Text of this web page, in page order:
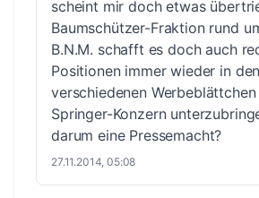
scheint mir doch etwas
Baumschützer-Fraktion rund
B.N.M. schafft es doch auch
Positionen immer wieder in den
verschiedenen Werbeblättchen
Springer-Konzern
darum eine Pressemacht?
27.11.2014, 05:08